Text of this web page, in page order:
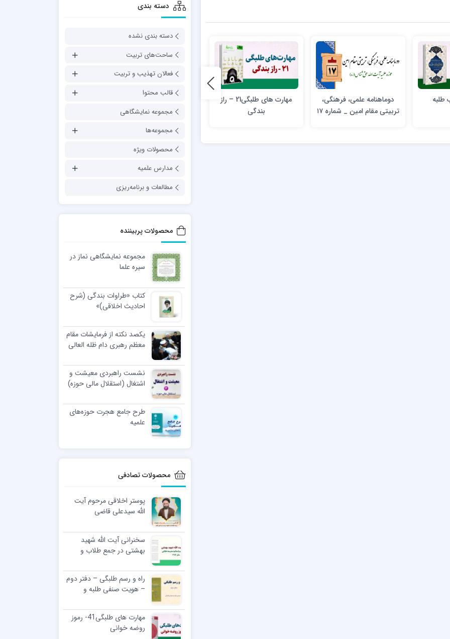
طلبه
دوماهنامه علمی، فرهنگی،
تربیتی مقام امین _ شماره ۱۷
مهارت های طلبگی21 – راز
بندگی
لباس روحانیت چراها و
بایدها
دسته بندی
دسته بندی نشده
ساحت‌های تربیت
فعالان تهذیب و تربیت
قالب محتوا
مجموعه نمایشگاهی
مجموعه‌ها
محصولات ویژه
مدارس علمیه
مطالعات و برنامه‌ریزی
محصولات پربیننده
مجموعه نمایشگاهی نماز در
سیره علما
کتاب «طراوات بندگی (شرح
احادیث اخلاقی)»
یکصد نکته از فرمایشات مقام
معظم رهبری دام ظله العالی
نشست راهبردی معیشت و
اشتغال (استقلال مالی حوزه)
طرح جامع هجرت حوزه‌های
علمیه
محصولات تصادفی
پوستر اخلاقی مرحوم آیت
الله سیدعلی قاضی
سخنرانی آیت الله شهید
بهشتی در جمع طلاب و
1356
راه و رسم طلبگی – دفتر دوم
– هویت صنفی طلبه و
مهارت های طلبگی41- رموز
روضه خوانی